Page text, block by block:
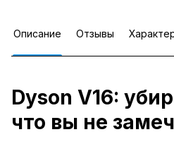
Описание Отзывы
Dyson V16:
что вы не